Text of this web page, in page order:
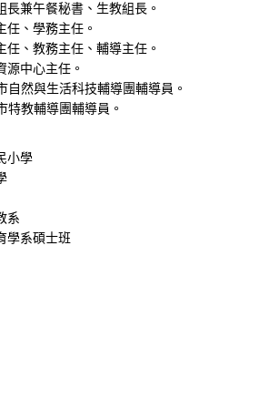
兼午餐秘書、生教組長。
、學務主任。
、教務主任、輔導主任。
中心主任。
然與生活科技輔導團輔導員。
教輔導團輔導員。
小學
系
學系碩士班